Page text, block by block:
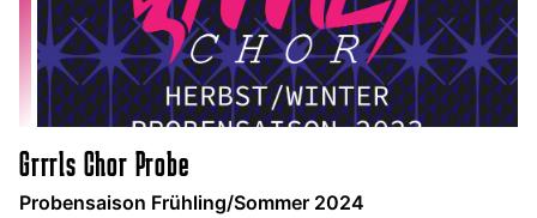
Grrrls Chor Probe
Probensaison Frühling/Sommer 2024